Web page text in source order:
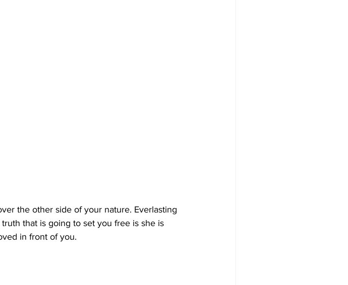
the other side of your nature. Everlasting
that is going to set you free is she is
in front of you.